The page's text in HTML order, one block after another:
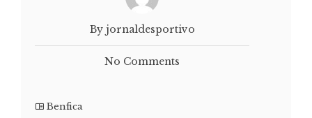
By jornaldesportivo
No Comments
Benfica